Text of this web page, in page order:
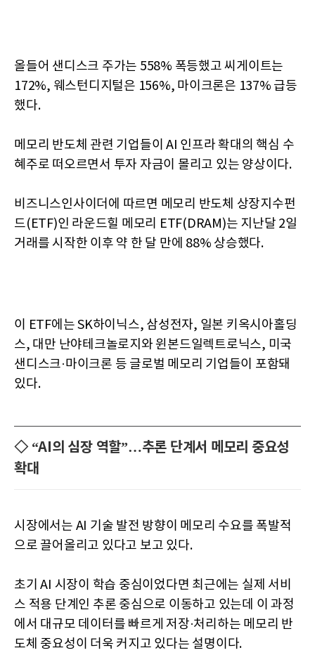
올들어 샌디스크 주가는 558% 폭등했고 씨게이트는
172%, 웨스턴디지털은 156%, 마이크론은 137% 급등
했다.
메모리 반도체 관련 기업들이 AI 인프라 확대의 핵심 수
혜주로 떠오르면서 투자 자금이 몰리고 있는 양상이다.
비즈니스인사이더에 따르면 메모리 반도체 상장지수펀
드(ETF)인 라운드힐 메모리 ETF(DRAM)는 지난달 2일
거래를 시작한 이후 약 한 달 만에 88% 상승했다.
이 ETF에는 SK하이닉스, 삼성전자, 일본 키옥시아홀딩
스, 대만 난야테크놀로지와 윈본드일렉트로닉스, 미국
샌디스크·마이크론 등 글로벌 메모리 기업들이 포함돼
있다.
◇ “AI의 심장 역할”…추론 단계서 메모리 중요성
확대
시장에서는 AI 기술 발전 방향이 메모리 수요를 폭발적
으로 끌어올리고 있다고 보고 있다.
초기 AI 시장이 학습 중심이었다면 최근에는 실제 서비
스 적용 단계인 추론 중심으로 이동하고 있는데 이 과정
에서 대규모 데이터를 빠르게 저장·처리하는 메모리 반
도체 중요성이 더욱 커지고 있다는 설명이다.